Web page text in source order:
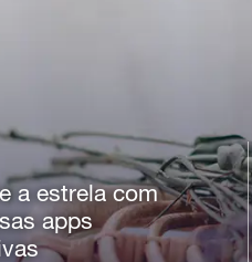
a estrela com
apps